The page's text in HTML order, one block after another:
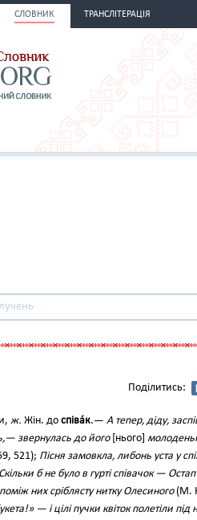
СЛОВНИК ТРАНСЛІТЕРАЦІЯ
Поділитись:
ж. Жін. до співа́к.— А тепер, діду,
звернулась до його[нього]
521); Пісня замовкла, либонь уста у
Скільки б не було в гурті співачок —
них сріблясту нитку Олесиного(М.
— і цілі пучки квіток полетіли під